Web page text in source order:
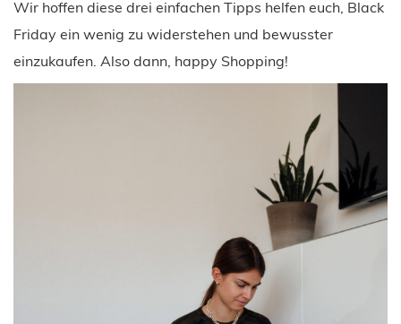
Wir hoffen diese drei einfachen Tipps helfen euch, Black
Friday ein wenig zu widerstehen und bewusster
einzukaufen. Also dann, happy Shopping!